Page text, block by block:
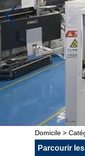
Domicile >
Parcourir